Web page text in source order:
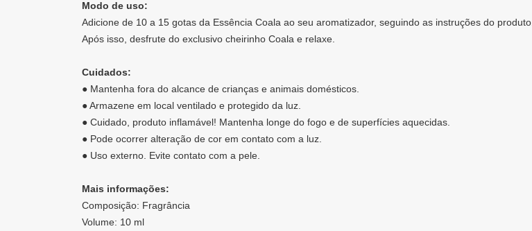
Modo de uso:
Adicione de 10 a 15 gotas da Essência Coala ao seu aromatizador, seguindo as instruções do produto.
Após isso, desfrute do exclusivo cheirinho Coala e relaxe.
Cuidados:
● Mantenha fora do alcance de crianças e animais domésticos.
● Armazene em local ventilado e protegido da luz.
● Cuidado, produto inflamável! Mantenha longe do fogo e de superfícies aquecidas.
● Pode ocorrer alteração de cor em contato com a luz.
● Uso externo. Evite contato com a pele.
Mais informações:
Composição: Fragrância
Volume: 10 ml